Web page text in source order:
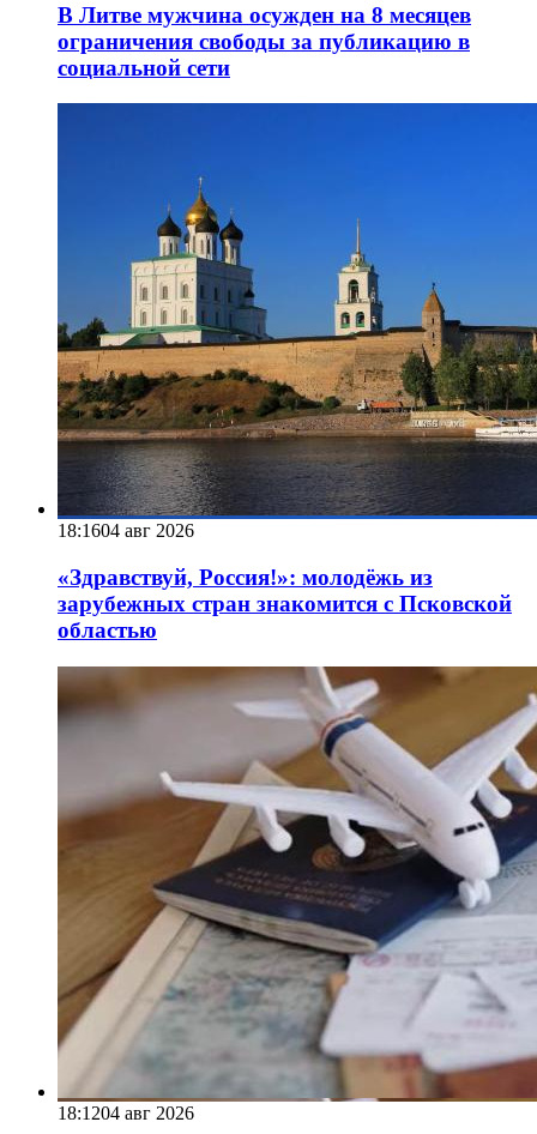
В Литве мужчина осужден на 8 месяцев
ограничения свободы за публикацию в
социальной сети
18:1604 авг 2026
«Здравствуй, Россия!»: молодёжь из
зарубежных стран знакомится с Псковской
областью
18:1204 авг 2026